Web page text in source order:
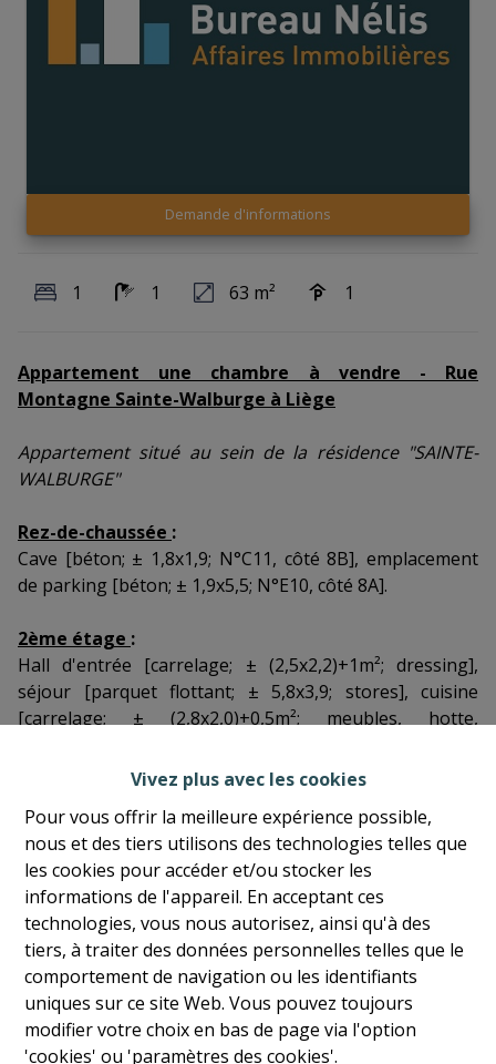
Vivez plus avec les cookies
Pour vous offrir la meilleure expérience possible,
nous et des tiers utilisons des technologies telles que
les cookies pour accéder et/ou stocker les
informations de l'appareil. En acceptant ces
technologies, vous nous autorisez, ainsi qu'à des
tiers, à traiter des données personnelles telles que le
comportement de navigation ou les identifiants
uniques sur ce site Web. Vous pouvez toujours
modifier votre choix en bas de page via l'option
'cookies' ou 'paramètres des cookies'.
Demande d'informations
1 1 63 m² 1
Appartement une chambre à vendre - Rue
Montagne Sainte-Walburge à Liège
Appartement situé au sein de la résidence "SAINTE-
WALBURGE"
Rez-de-chaussée :
Cave [béton; ± 1,8x1,9; N°C11, côté 8B], emplacement
de parking [béton; ± 1,9x5,5; N°E10, côté 8A].
2ème étage :
Hall d'entrée [carrelage; ± (2,5x2,2)+1m²; dressing],
séjour [parquet flottant; ± 5,8x3,9; stores], cuisine
[carrelage; ± (2,8x2,0)+0,5m²; meubles, hotte,
réfrigérateur/congélateur, raccord machine à lessiver],
WC [carrelage; ± 0,8x1,2; tableau électrique], salle de
douches [carrelage; ± (1,6x1,6)+1m²; douche, lavabo sur
meuble, chaudière murale gaz], chambre [parquet
flottant; ± 3,4x3,7; tentures].
Caractéristiques:
Châssis double vitrage en PVC ;
Local vélo ;
Eau chaude et chauffage central via chaudière gaz
individuelle à condensation ;